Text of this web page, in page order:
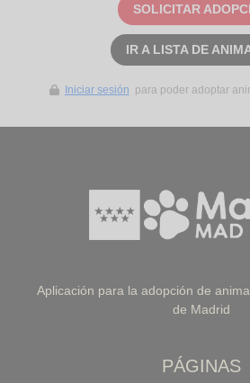
SOLICITAR
IR A LISTA DE
Iniciar sesión para poder adoptar
Aplicación para la adopción de
de Madrid
PÁGINAS